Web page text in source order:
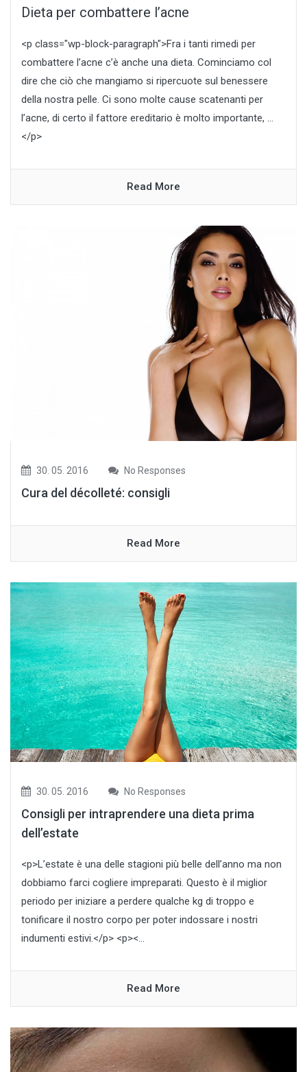
Dieta per combattere l’acne
<p class="wp-block-paragraph">Fra i tanti rimedi per
combattere l’acne c’è anche una dieta. Cominciamo col
dire che ciò che mangiamo si ripercuote sul benessere
della nostra pelle. Ci sono molte cause scatenanti per
l’acne, di certo il fattore ereditario è molto importante, …
</p>
Read More
30. 05. 2016 No Responses
Cura del décolleté: consigli
Read More
30. 05. 2016 No Responses
Consigli per intraprendere una dieta prima
dell’estate
<p>L’estate è una delle stagioni più belle dell’anno ma non
dobbiamo farci cogliere impreparati. Questo è il miglior
periodo per iniziare a perdere qualche kg di troppo e
tonificare il nostro corpo per poter indossare i nostri
indumenti estivi.</p> <p><...
Read More